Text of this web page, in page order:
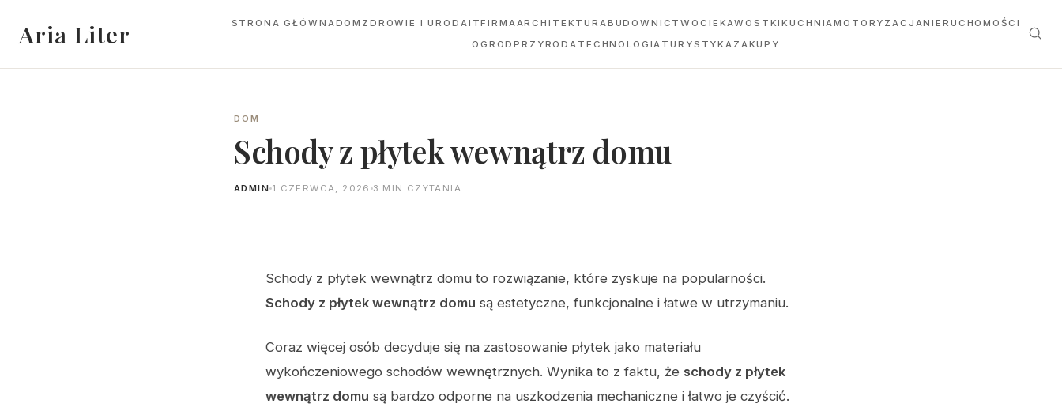
Aria Liter STRONA GŁÓWNADOM ZDROWIE I URODAITFIRMAARCHITEKTURABUDOWNICTWOCIEKAWOSTKIKUCHNIAMOTORYZACJANIERUCHOMOŚCI
OGRÓDPRZYRODA TECHNOLOGIA TURYSTYKA ZAKUPY
DOM
Schody z płytek wewnątrz domu
ADMIN 1 CZERWCA, 2026 3 MIN CZYTANIA
Schody z płytek wewnątrz domu to rozwiązanie, które zyskuje na popularności.
Schody z płytek wewnątrz domu są estetyczne, funkcjonalne i łatwe w utrzymaniu.
Coraz więcej osób decyduje się na zastosowanie płytek jako materiału
wykończeniowego schodów wewnętrznych. Wynika to z faktu, że schody z płytek
wewnątrz domu są bardzo odporne na uszkodzenia mechaniczne i łatwo je czyścić.